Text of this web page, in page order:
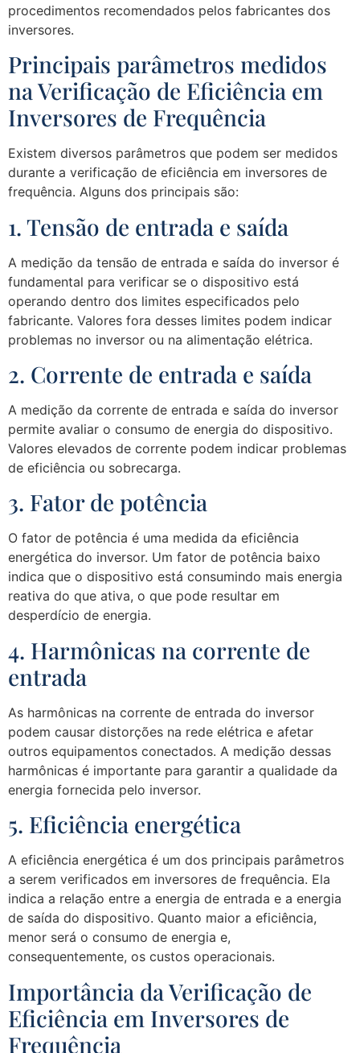
procedimentos recomendados pelos fabricantes dos
inversores.
Principais parâmetros medidos
na Verificação de Eficiência em
Inversores de Frequência
Existem diversos parâmetros que podem ser medidos
durante a verificação de eficiência em inversores de
frequência. Alguns dos principais são:
1. Tensão de entrada e saída
A medição da tensão de entrada e saída do inversor é
fundamental para verificar se o dispositivo está
operando dentro dos limites especificados pelo
fabricante. Valores fora desses limites podem indicar
problemas no inversor ou na alimentação elétrica.
2. Corrente de entrada e saída
A medição da corrente de entrada e saída do inversor
permite avaliar o consumo de energia do dispositivo.
Valores elevados de corrente podem indicar problemas
de eficiência ou sobrecarga.
3. Fator de potência
O fator de potência é uma medida da eficiência
energética do inversor. Um fator de potência baixo
indica que o dispositivo está consumindo mais energia
reativa do que ativa, o que pode resultar em
desperdício de energia.
4. Harmônicas na corrente de
entrada
As harmônicas na corrente de entrada do inversor
podem causar distorções na rede elétrica e afetar
outros equipamentos conectados. A medição dessas
harmônicas é importante para garantir a qualidade da
energia fornecida pelo inversor.
5. Eficiência energética
A eficiência energética é um dos principais parâmetros
a serem verificados em inversores de frequência. Ela
indica a relação entre a energia de entrada e a energia
de saída do dispositivo. Quanto maior a eficiência,
menor será o consumo de energia e,
consequentemente, os custos operacionais.
Importância da Verificação de
Eficiência em Inversores de
Frequência